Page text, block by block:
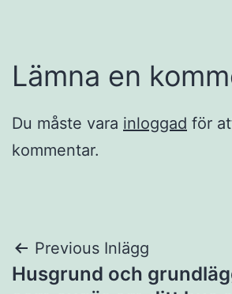
Lämna en
Du måste vara inloggad för
kommentar.
Inläggsnavigering
Previous Inlägg
Husgrund och